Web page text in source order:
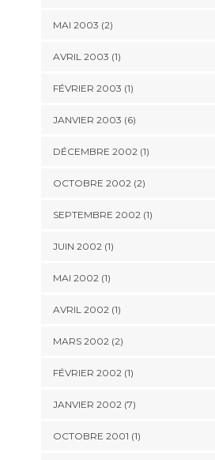
MAI 2003 (2)
AVRIL 2003 (1)
FÉVRIER 2003 (1)
JANVIER 2003 (6)
DÉCEMBRE 2002 (1)
OCTOBRE 2002 (2)
SEPTEMBRE 2002 (1)
JUIN 2002 (1)
MAI 2002 (1)
AVRIL 2002 (1)
MARS 2002 (2)
FÉVRIER 2002 (1)
JANVIER 2002 (7)
OCTOBRE 2001 (1)